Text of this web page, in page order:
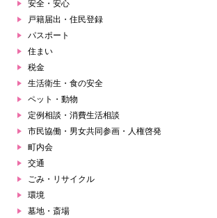
安全・安心
戸籍届出・住民登録
パスポート
住まい
税金
生活衛生・食の安全
ペット・動物
定例相談・消費生活相談
市民協働・男女共同参画・人権啓発
町内会
交通
ごみ・リサイクル
環境
墓地・斎場